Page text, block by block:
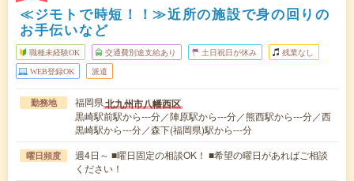
≪ジモトで時短！！≫近所の施設で身の回りの
お手伝いなど
職種未経験OK 交通費別途支給あり 土日祝日が休み 残業なし
WEB登録OK 派遣
勤務地 福岡県北九州市八幡西区
黒崎駅前駅から---分／陣原駅から---分／熊西駅から---分／西
黒崎駅から---分／森下(福岡県)駅から---分
曜日頻度
週4日～ ■曜日固定の相談OK！ ■希望の曜日があればご相談
ください！